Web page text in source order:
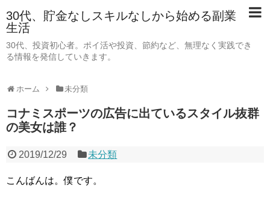
30代、貯金なしスキルなしから始める副業
生活
30代、投資初心者。ポイ活や投資、節約など、無理なく実践でき
る情報を発信していきます。
ホーム 未分類
コナミスポーツの広告に出ているスタイル抜群
の美女は誰？
2019/12/29 未分類
こんばんは。僕です。